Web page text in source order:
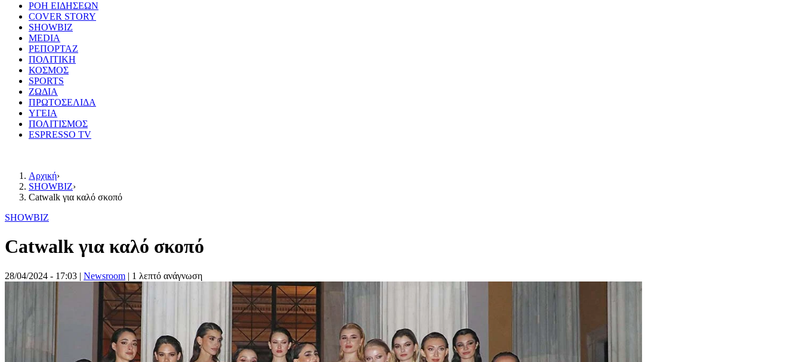
ΡΟΗ ΕΙΔΗΣΕΩΝ
COVER STORY
SHOWBIZ
MEDIA
ΡΕΠΟΡΤΑΖ
ΠΟΛΙΤΙΚΗ
ΚΟΣΜΟΣ
SPORTS
ΖΩΔΙΑ
ΠΡΩΤΟΣΕΛΙΔΑ
ΥΓΕΙΑ
ΠΟΛΙΤΙΣΜΟΣ
ESPRESSO TV
Αρχική›
SHOWBIZ›
Catwalk για καλό σκοπό
SHOWBIZ
Catwalk για καλό σκοπό
28/04/2024 - 17:03 | Newsroom | 1 λεπτό ανάγνωση